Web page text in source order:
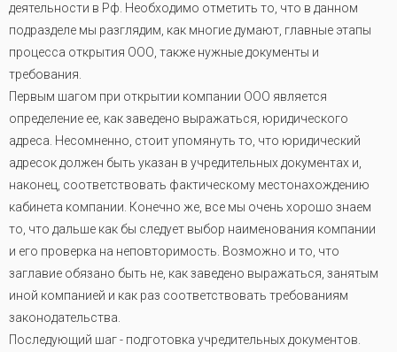
деятельности в Рф. Необходимо отметить то, что в данном
подразделе мы разглядим, как многие думают, главные этапы
процесса открытия ООО, также нужные документы и
требования.
Первым шагом при открытии компании ООО является
определение ее, как заведено выражаться, юридического
адреса. Несомненно, стоит упомянуть то, что юридический
адресок должен быть указан в учредительных документах и,
наконец, соответствовать фактическому местонахождению
кабинета компании. Конечно же, все мы очень хорошо знаем
то, что дальше как бы следует выбор наименования компании
и его проверка на неповторимость. Возможно и то, что
заглавие обязано быть не, как заведено выражаться, занятым
иной компанией и как раз соответствовать требованиям
законодательства.
Последующий шаг - подготовка учредительных документов.